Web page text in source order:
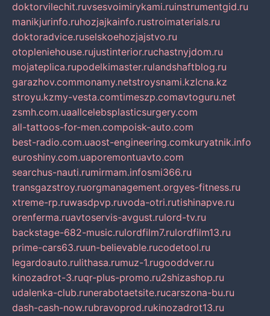
doktorvilechit.ruvsesvoimirykami.ruinstrumentgid.ru
manikjurinfo.ruhozjajkainfo.rustroimaterials.ru
doktoradvice.ruselskoehozjajstvo.ru
otopleniehouse.rujustinterior.ruchastnyjdom.ru
mojateplica.rupodelkimaster.rulandshaftblog.ru
garazhov.commonamy.netstroysnami.kzlcna.kz
stroyu.kzmy-vesta.comtimeszp.comavtoguru.net
zsmh.com.uaallcelebsplasticsurgery.com
all-tattoos-for-men.compoisk-auto.com
best-radio.com.uaost-engineering.comkuryatnik.info
euroshiny.com.uaporemontuavto.com
searchus-nauti.rumirmam.infosmi366.ru
transgazstroy.ruorgmanagement.orgyes-fitness.ru
xtreme-rp.ruwasdpvp.ruvoda-otri.rutishinapve.ru
orenferma.ruavtoservis-avgust.rulord-tv.ru
backstage-682-music.rulordfilm7.rulordfilm13.ru
prime-cars63.ruun-believable.rucodetool.ru
legardoauto.rulithasa.rumuz-1.rugooddver.ru
kinozadrot-3.ruqr-plus-promo.ru2shizashop.ru
udalenka-club.runerabotaetsite.rucarszona-bu.ru
dash-cash-now.rubravoprod.rukinozadrot13.ru